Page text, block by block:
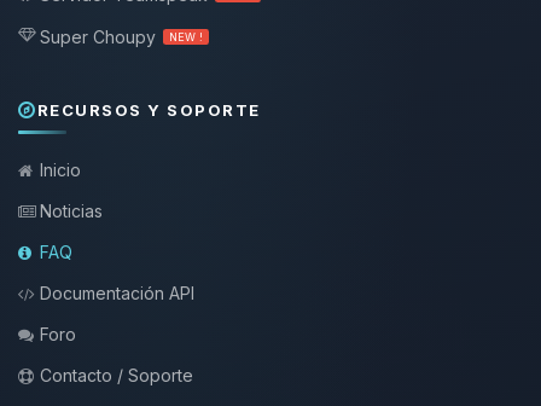
Super Choupy NEW !
RECURSOS Y SOPORTE
Inicio
Noticias
FAQ
Documentación API
Foro
Contacto / Soporte